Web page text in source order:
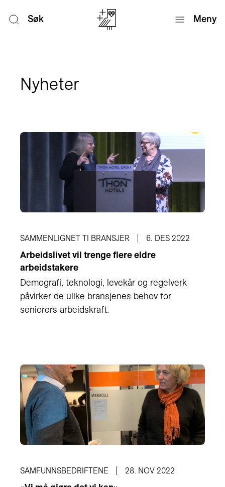
Søk Meny
Nyheter
SAMMENLIGNET TI BRANSJER 6. DES 2022
Arbeidslivet vil trenge flere eldre
arbeidstakere
Demografi, teknologi, levekår og regelverk
påvirker de ulike bransjenes behov for
seniorers arbeidskraft.
SAMFUNNSBEDRIFTENE 28. NOV 2022